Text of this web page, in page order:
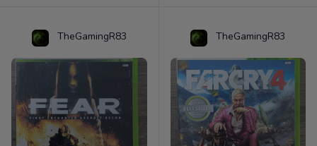
TheGamingR83 TheGamingR83